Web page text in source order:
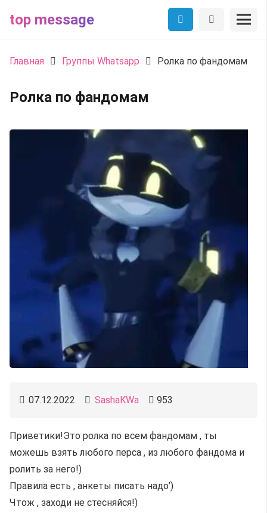
top message
Главная Группы Whatsapp Ролка по фандомам
Ролка по фандомам
07.12.2022 SashaKWa 953
Приветики!Это ролка по всем фандомам , ты
можешь взять любого перса , из любого фандома и
ролить за него!)
Правила есть , анкеты писать надо’)
Чтож , заходи не стесняйся!)